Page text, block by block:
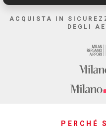
ACQUISTA IN
DEGLI
PERCHÉ